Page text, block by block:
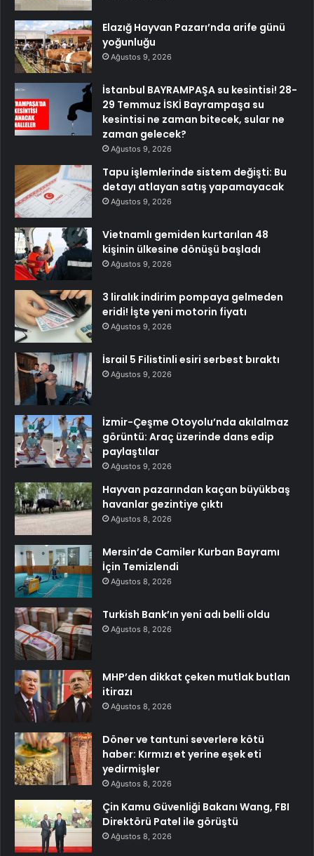
Elazığ Hayvan Pazarı’nda arife günü
yoğunluğu
Ağustos 9, 2026
İstanbul BAYRAMPAŞA su kesintisi! 28-
29 Temmuz İSKİ Bayrampaşa su
kesintisi ne zaman bitecek, sular ne
zaman gelecek?
Ağustos 9, 2026
Tapu işlemlerinde sistem değişti: Bu
detayı atlayan satış yapamayacak
Ağustos 9, 2026
Vietnamlı gemiden kurtarılan 48
kişinin ülkesine dönüşü başladı
Ağustos 9, 2026
3 liralık indirim pompaya gelmeden
eridi! İşte yeni motorin fiyatı
Ağustos 9, 2026
İsrail 5 Filistinli esiri serbest bıraktı
Ağustos 9, 2026
İzmir-Çeşme Otoyolu’nda akılalmaz
görüntü: Araç üzerinde dans edip
paylaştılar
Ağustos 9, 2026
Hayvan pazarından kaçan büyükbaş
havanlar gezintiye çıktı
Ağustos 8, 2026
Mersin’de Camiler Kurban Bayramı
İçin Temizlendi
Ağustos 8, 2026
Turkish Bank’ın yeni adı belli oldu
Ağustos 8, 2026
MHP’den dikkat çeken mutlak butlan
itirazı
Ağustos 8, 2026
Döner ve tantuni severlere kötü
haber: Kırmızı et yerine eşek eti
yedirmişler
Ağustos 8, 2026
Çin Kamu Güvenliği Bakanı Wang, FBI
Direktörü Patel ile görüştü
Ağustos 8, 2026